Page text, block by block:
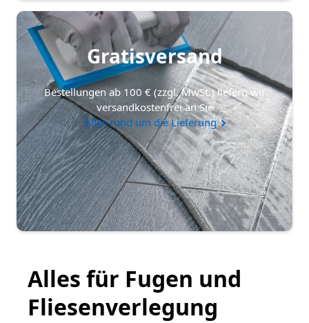
Gratisversand
Bestellungen ab 100 € (zzgl. MwSt.) liefern wir
versandkostenfrei an Sie
Alles rund um die Lieferung
Alles für Fugen und
Fliesenverlegung